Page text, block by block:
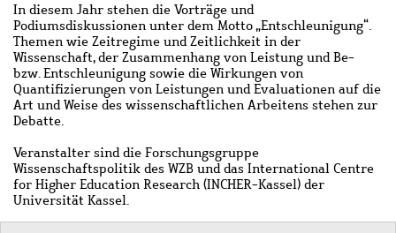
In diesem Jahr stehen die Vorträge und
Podiumsdiskussionen unter dem Motto „Entschleunigung“.
Themen wie Zeitregime und Zeitlichkeit in der
Wissenschaft, der Zusammenhang von Leistung und Be-
bzw. Entschleunigung sowie die Wirkungen von
Quantifizierungen von Leistungen und Evaluationen auf die
Art und Weise des wissenschaftlichen Arbeitens stehen zur
Debatte.
Veranstalter sind die Forschungsgruppe
Wissenschaftspolitik des WZB und das International Centre
for Higher Education Research (INCHER-Kassel) der
Universität Kassel.